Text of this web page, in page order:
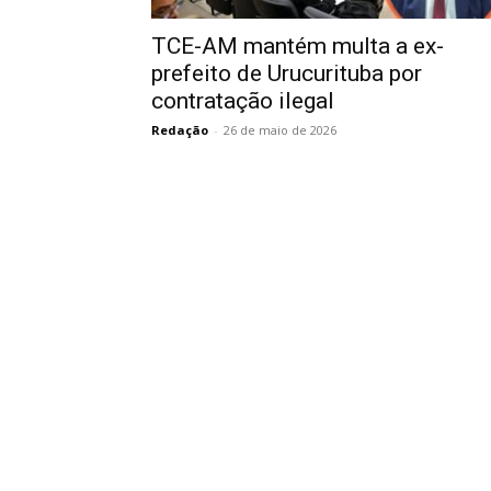
TCE-AM mantém multa a ex-
prefeito de Urucurituba por
contratação ilegal
Redação - 26 de maio de 2026